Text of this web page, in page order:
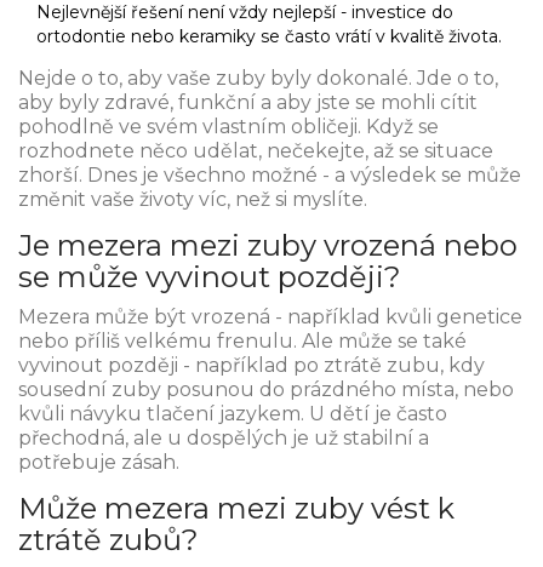
Nejlevnější řešení není vždy nejlepší - investice do
ortodontie nebo keramiky se často vrátí v kvalitě života.
Nejde o to, aby vaše zuby byly dokonalé. Jde o to,
aby byly zdravé, funkční a aby jste se mohli cítit
pohodlně ve svém vlastním obličeji. Když se
rozhodnete něco udělat, nečekejte, až se situace
zhorší. Dnes je všechno možné - a výsledek se může
změnit vaše životy víc, než si myslíte.
Je mezera mezi zuby vrozená nebo
se může vyvinout později?
Mezera může být vrozená - například kvůli genetice
nebo příliš velkému frenulu. Ale může se také
vyvinout později - například po ztrátě zubu, kdy
sousední zuby posunou do prázdného místa, nebo
kvůli návyku tlačení jazykem. U dětí je často
přechodná, ale u dospělých je už stabilní a
potřebuje zásah.
Může mezera mezi zuby vést k
ztrátě zubů?